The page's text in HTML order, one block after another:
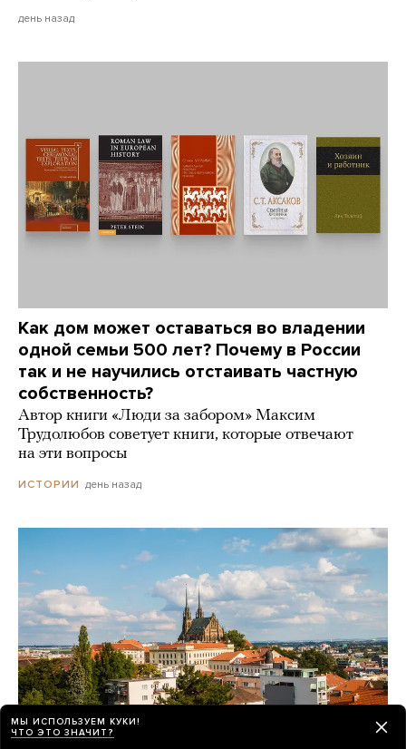
день назад
Как дом может оставаться во владении
одной семьи 500 лет? Почему в России
так и не научились отстаивать частную
собственность?
Автор книги «Люди за забором» Максим
Трудолюбов советует книги, которые отвечают
на эти вопросы
ИСТОРИИ день назад
МЫ ИСПОЛЬЗУЕМ КУКИ!
ЧТО ЭТО ЗНАЧИТ?